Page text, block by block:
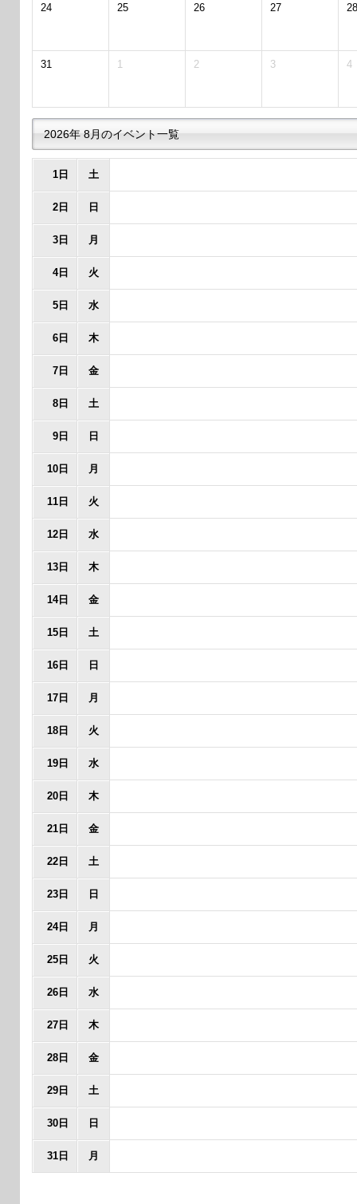
24 25 26 27 28
31 1 2 3 4
2026年 8月のイベント一覧
1日 土
2日 日
3日 月
4日 火
5日 水
6日 木
7日 金
8日 土
9日 日
10日 月
11日 火
12日 水
13日 木
14日 金
15日 土
16日 日
17日 月
18日 火
19日 水
20日 木
21日 金
22日 土
23日 日
24日 月
25日 火
26日 水
27日 木
28日 金
29日 土
30日 日
31日 月